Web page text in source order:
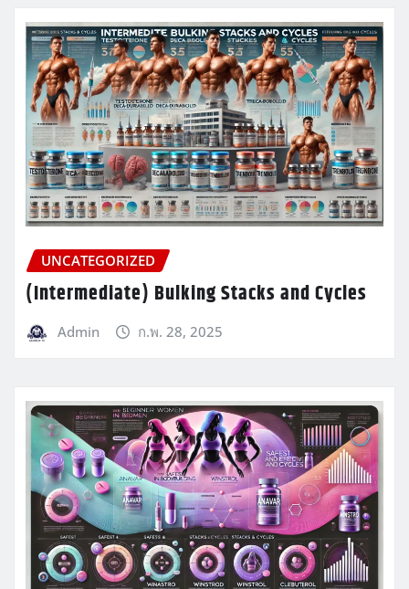
UNCATEGORIZED
(Intermediate) Bulking Stacks and Cycles
Admin ก.พ. 28, 2025